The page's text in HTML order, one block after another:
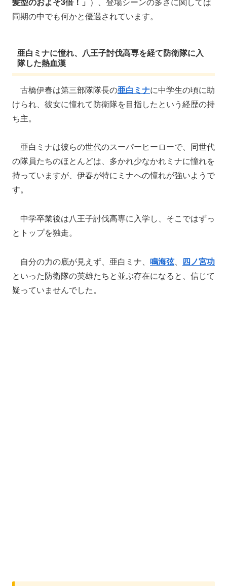
同期の中でも何かと優遇されています。
亜白ミナに憧れ、八王子討伐高専を経て防衛隊に入
隊した熱血漢
古橋伊春は第三部隊隊長の亜白ミナに中学生の頃に助
けられ、彼女に憧れて防衛隊を目指したという経歴の持
ち主。
亜白ミナは彼らの世代のスーパーヒーローで、同世代
の隊員たちのほとんどは、多かれ少なかれミナに憧れを
持っていますが、伊春が特にミナへの憧れが強いようで
す。
中学卒業後は八王子討伐高専に入学し、そこではずっ
とトップを独走。
自分の力の底が見えず、亜白ミナ、 鳴海弦、 四ノ宮功
といった防衛隊の英雄たちと並ぶ存在になると、信じて
疑っていませんでした。